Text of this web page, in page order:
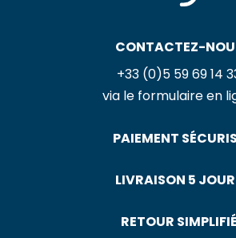
CONTACTEZ-
+33 (0)5 59 69 14
via le formulaire en
PAIEMENT
LIVRAISON 5
RETOUR SIMPLIFIÉ